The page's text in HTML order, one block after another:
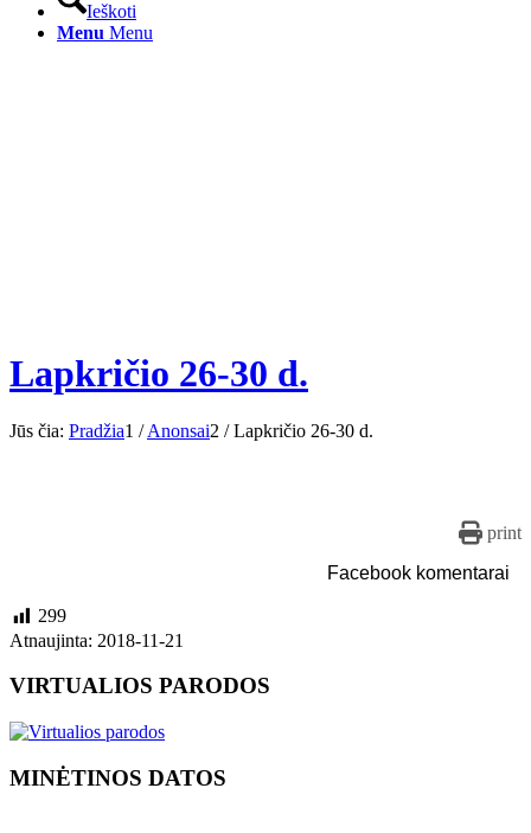
Ieškoti
Menu Menu
Lapkričio 26-30 d.
Jūs čia: Pradžia1 / Anonsai2 / Lapkričio 26-30 d.
print
Facebook komentarai
299
Atnaujinta: 2018-11-21
VIRTUALIOS PARODOS
MINĖTINOS DATOS